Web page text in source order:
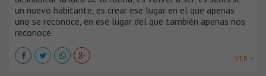
un nuevo habitante, es crear ese lugar en el que apenas
uno se reconoce, en ese lugar del que también apenas nos
reconoce.
VER +